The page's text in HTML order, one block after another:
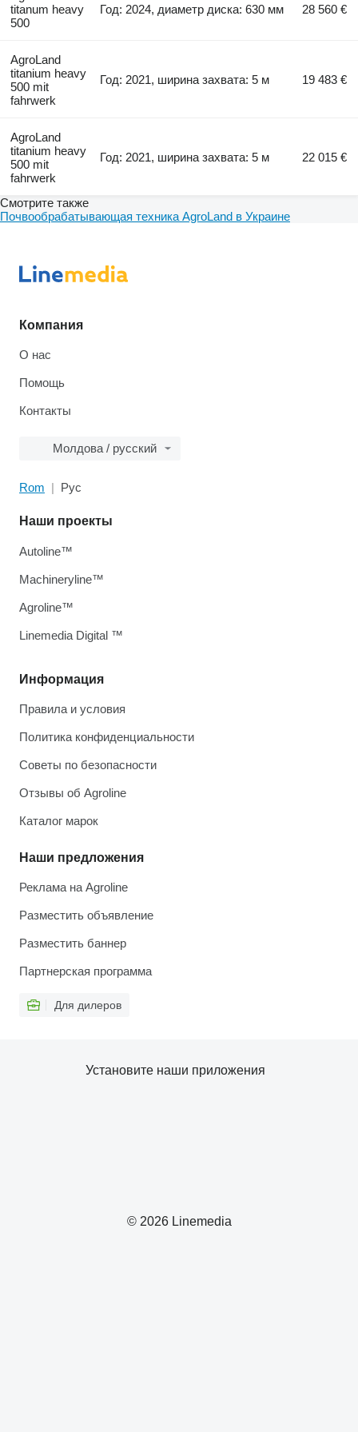
titanum heavy
500
Год: 2024, диаметр диска: 630 мм 28 560 €
AgroLand
titanium heavy
500 mit
fahrwerk
Год: 2021, ширина захвата: 5 м 19 483 €
AgroLand
titanium heavy
500 mit
fahrwerk
Год: 2021, ширина захвата: 5 м 22 015 €
Смотрите также
Почвообрабатывающая техника AgroLand в Украине
Компания
О нас
Помощь
Контакты
Молдова / русский
Rom Рус
Информация
Правила и условия
Политика конфиденциальности
Советы по безопасности
Отзывы об Agroline
Каталог марок
Наши предложения
Реклама на Agroline
Разместить объявление
Разместить баннер
Партнерская программа
Для дилеров
Наши проекты
Autoline™
Machineryline™
Agroline™
Linemedia Digital ™
© 2026 Linemedia
Установите наши приложения